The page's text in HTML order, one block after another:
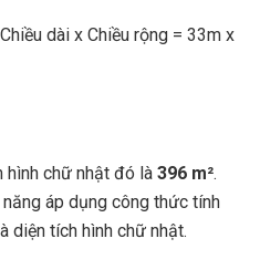
dài x Chiều rộng = 33m x
hình chữ nhật đó là 396 m².
áp dụng công thức tính
diện tích hình chữ nhật.